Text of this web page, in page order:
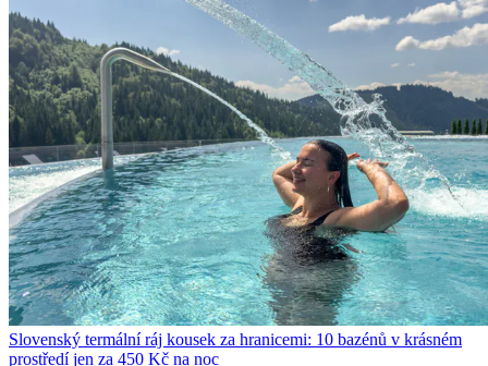
Slovenský termální ráj kousek za hranicemi: 10 bazénů v krásném
prostředí jen za 450 Kč na noc